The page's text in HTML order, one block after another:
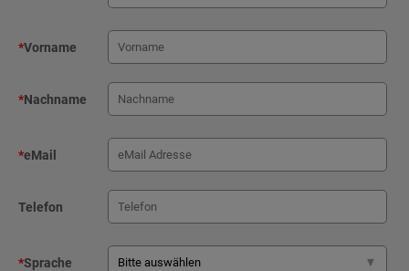
*Vorname
*Nachname
*eMail
Telefon
*Sprache